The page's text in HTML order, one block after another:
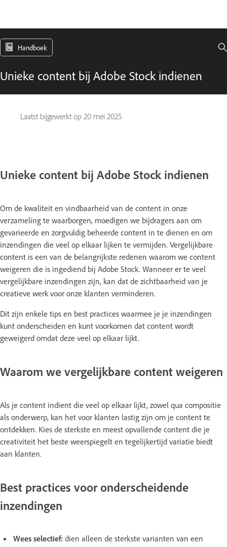
Handboek
Unieke content bij Adobe Stock indienen
Laatst bijgewerkt op 20 mei 2025
Unieke content bij Adobe Stock indienen
Om de kwaliteit en vindbaarheid van de content in onze
verzameling te waarborgen, moedigen we bijdragers aan om
gevarieerde en zorgvuldig beheerde content in te dienen en om
inzendingen die veel op elkaar lijken te vermijden. Vergelijkbare
content is een van de belangrijkste redenen waarom we content
weigeren die is ingediend bij Adobe Stock. Wanneer er te veel
vergelijkbare inzendingen zijn, kan dat de zichtbaarheid van je
creatieve werk voor onze klanten verminderen.
Dit zijn enkele tips en best practices waarmee je je inzendingen
kunt onderscheiden en kunt voorkomen dat content wordt
geweigerd omdat deze veel op elkaar lijkt.
Waarom we vergelijkbare content weigeren
Als je content indient die veel op elkaar lijkt, zowel qua compositie
als onderwerp, kan het voor klanten lastig zijn om je content te
ontdekken. Kies de sterkste en meest opvallende content die je
creativiteit het beste weerspiegelt en tegelijkertijd variatie biedt
aan klanten.
Best practices voor onderscheidende
inzendingen
Wees selectief: dien alleen de sterkste varianten van een